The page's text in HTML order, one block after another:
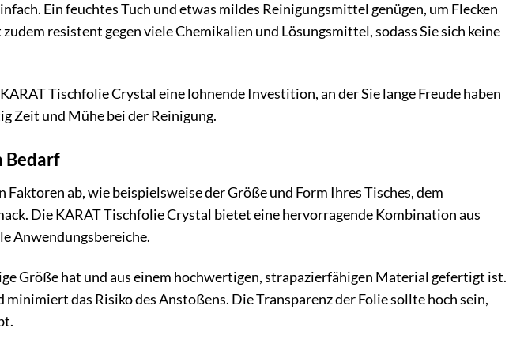
Ein feuchtes Tuch und etwas mildes Reinigungsmittel genügen, um Flecken
resistent gegen viele Chemikalien und Lösungsmittel, sodass Sie sich keine
Tischfolie Crystal eine lohnende Investition, an der Sie lange Freude haben
Zeit und Mühe bei der Reinigung.
Bedarf
ab, wie beispielsweise der Größe und Form Ihres Tisches, dem
Die KARAT Tischfolie Crystal bietet eine hervorragende Kombination aus
Anwendungsbereiche.
Größe hat und aus einem hochwertigen, strapazierfähigen Material gefertigt ist.
das Risiko des Anstoßens. Die Transparenz der Folie sollte hoch sein,